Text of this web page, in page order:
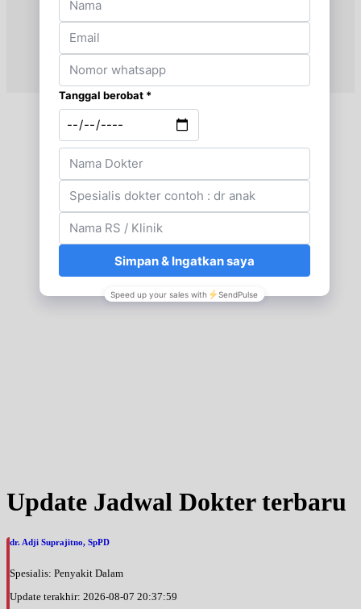
Jam 16:30 - 19:00
Senin, 07/09/2026
Jam 16:30 - 19:00
Update Jadwal Dokter terbaru
dr. Adji Suprajitno, SpPD
Spesialis: Penyakit Dalam
Update terakhir: 2026-08-07 20:37:59